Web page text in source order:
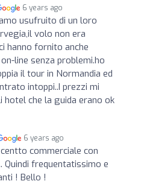
6 years ago
usufruito di un loro
volo non era
hanno fornito anche
line senza problemi.ho
il tour in Normandia ed
intoppi..I prezzi mi
che la guida erano ok
6 years ago
centto commerciale con
Quindi frequentatissimo e
! Bello !